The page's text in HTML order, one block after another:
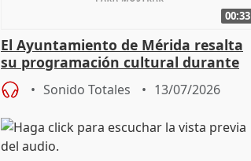
00:33
El Ayuntamiento de Mérida resalta
su programación cultural durante
todo el año
Sonido Totales 13/07/2026